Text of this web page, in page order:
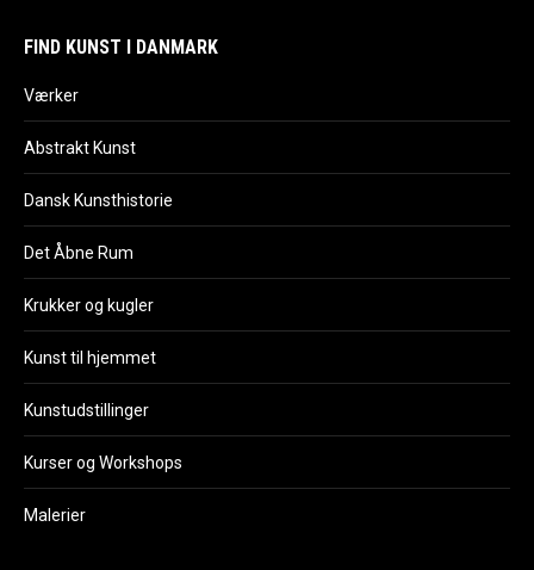
FIND KUNST I DANMARK
Værker
Abstrakt Kunst
Dansk Kunsthistorie
Det Åbne Rum
Krukker og kugler
Kunst til hjemmet
Kunstudstillinger
Kurser og Workshops
Malerier